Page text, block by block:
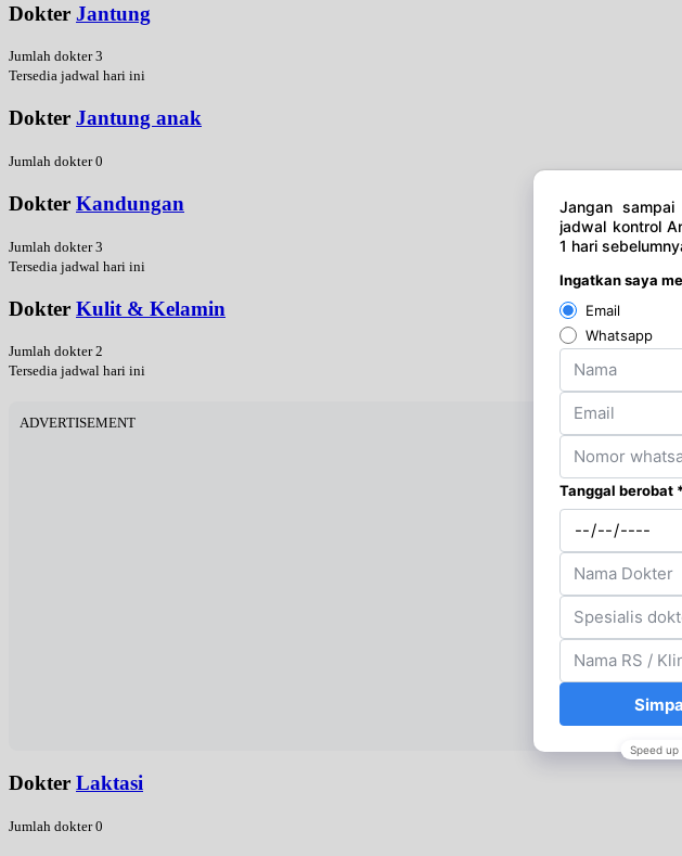
Dokter Jantung
Jumlah dokter 3
Tersedia jadwal hari ini
Dokter Jantung anak
Jumlah dokter 0
Dokter Kandungan
Jumlah dokter 3
Tersedia jadwal hari ini
Dokter Kulit & Kelamin
Jumlah dokter 2
Tersedia jadwal hari ini
ADVERTISEMENT
Dokter Laktasi
Jumlah dokter 0